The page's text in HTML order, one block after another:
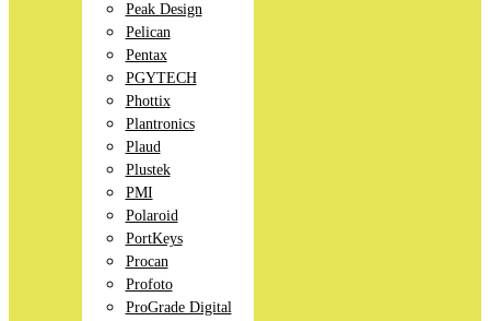
Peak Design
Pelican
Pentax
PGYTECH
Phottix
Plantronics
Plaud
Plustek
PMI
Polaroid
PortKeys
Procan
Profoto
ProGrade Digital